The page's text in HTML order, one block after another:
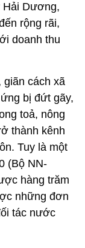
bị đứt gãy,
toả, nông
thành kênh
Tuy là một
hàng trăm
những đơn
tác nước
dân
tấn nông
“sập” do